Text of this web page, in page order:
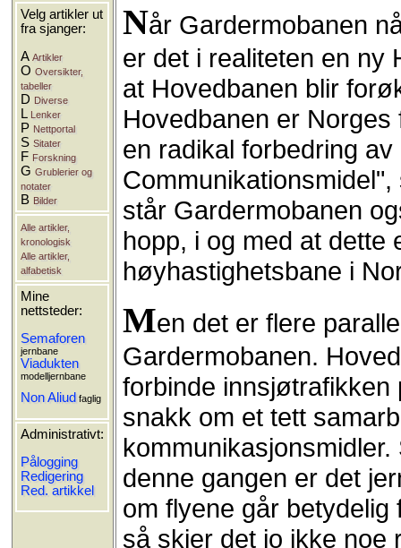
Velg artikler ut
fra sjanger:
AArtikler
OOversikter,
tabeller
D Diverse
L Lenker
P Nettportal
SSitater
F Forskning
GGrublerier og
notater
B Bilder
Alle artikler,
kronologisk
Alle artikler,
alfabetisk
Mine
nettsteder:
Semaforen
jernbane
Viadukten
modelljernbane
Non Aliud faglig
Administrativt:
Pålogging
Redigering
Red. artikkel
Når Gardermobanen
er det i realiteten en ny
at Hovedbanen blir
Hovedbanen er
en radikal forbedring
står Gardermobanen
hopp, i og med at dette
høyhastighetsbane i
Men det er flere
Gardermobanen.
forbinde
snakk om et tett
denne gangen er det
om flyene går
så skjer det jo ikke noe